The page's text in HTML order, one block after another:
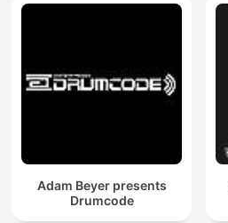
Adam Beyer presents
Drumcode